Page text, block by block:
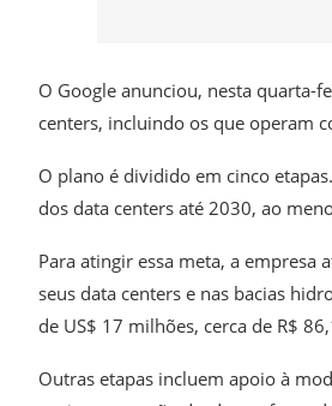
O Google anunciou, nesta quarta-
centers, incluindo os que operam
O plano é dividido em cinco
dos data centers até 2030, ao
Para atingir essa meta, a empresa
seus data centers e nas bacias
de US$ 17 milhões, cerca de R$
Outras etapas incluem apoio à